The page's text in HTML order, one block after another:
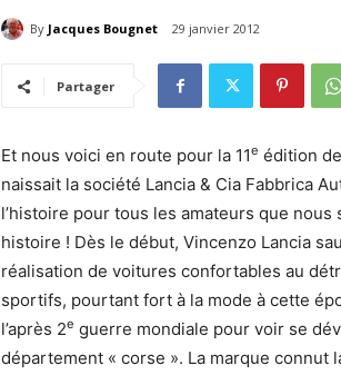
By Jacques Bougnet 29 janvier 2012
Partager
Et nous voici en route pour la 11e édition
naissait la société Lancia & Cia Fabbrica
l’histoire pour tous les amateurs que nous
histoire ! Dès le début, Vincenzo Lancia
réalisation de voitures confortables au
sportifs, pourtant fort à la mode à cette
l’après 2e guerre mondiale pour voir se
département « corse ». La marque connut